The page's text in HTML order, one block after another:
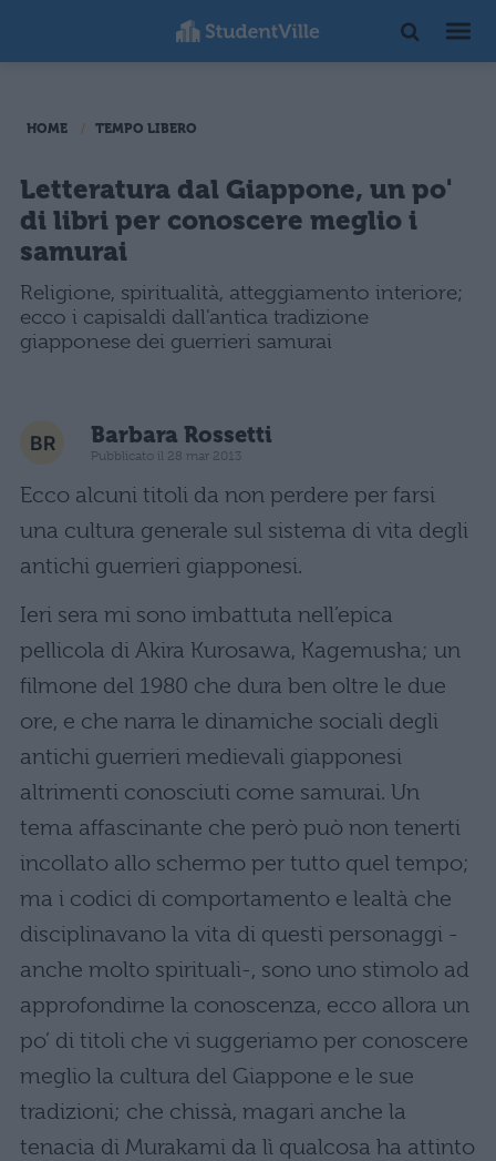
HOME TEMPO LIBERO
Letteratura dal Giappone, un po'
di libri per conoscere meglio i
samurai
Religione, spiritualità, atteggiamento interiore;
ecco i capisaldi dall'antica tradizione
giapponese dei guerrieri samurai
Barbara Rossetti
Pubblicato il 28 mar 2013
Ecco alcuni titoli da non perdere per farsi
una cultura generale sul sistema di vita degli
antichi guerrieri giapponesi.
Ieri sera mi sono imbattuta nell’epica
pellicola di Akira Kurosawa, Kagemusha; un
filmone del 1980 che dura ben oltre le due
ore, e che narra le dinamiche sociali degli
antichi guerrieri medievali giapponesi
altrimenti conosciuti come samurai. Un
tema affascinante che però può non tenerti
incollato allo schermo per tutto quel tempo;
ma i codici di comportamento e lealtà che
disciplinavano la vita di questi personaggi -
anche molto spirituali-, sono uno stimolo ad
approfondirne la conoscenza, ecco allora un
po’ di titoli che vi suggeriamo per conoscere
meglio la cultura del Giappone e le sue
tradizioni; che chissà, magari anche la
tenacia di Murakami da lì qualcosa ha attinto